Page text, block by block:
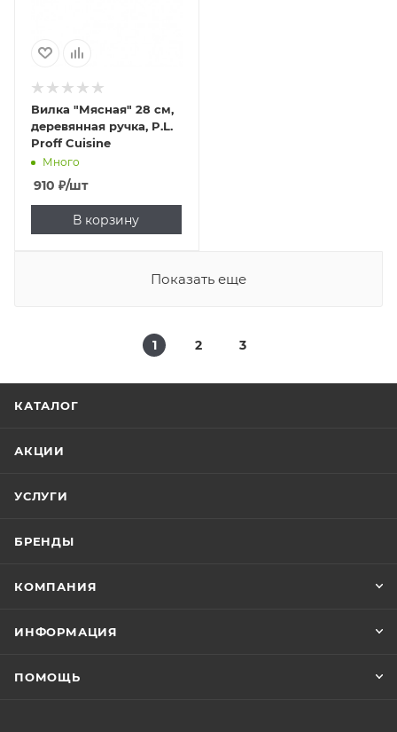
Вилка "Мясная" 28 см,
деревянная ручка, P.L.
Proff Cuisine
Много
910 ₽/шт
В корзину
Показать еще
1 2 3
КАТАЛОГ
АКЦИИ
УСЛУГИ
БРЕНДЫ
КОМПАНИЯ
ИНФОРМАЦИЯ
ПОМОЩЬ